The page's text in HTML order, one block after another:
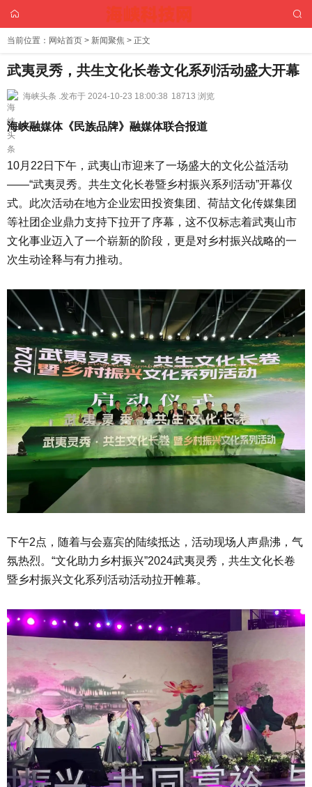
当前位置： 网站首页 > 新闻聚焦 > 正文
武夷灵秀，共生文化长卷文化系列活动盛大开幕
海峡头条 .发布于 2024-10-23 18:00:38 18713 浏览
海峡融媒体《民族品牌》融媒体联合报道
10月22日下午，武夷山市迎来了一场盛大的文化公益活动
——“武夷灵秀。共生文化长卷暨乡村振兴系列活动”开幕仪
式。此次活动在地方企业宏田投资集团、荷喆文化传媒集团
等社团企业鼎力支持下拉开了序幕，这不仅标志着武夷山市
文化事业迈入了一个崭新的阶段，更是对乡村振兴战略的一
次生动诠释与有力推动。
下午2点，随着与会嘉宾的陆续抵达，活动现场人声鼎沸，气
氛热烈。“文化助力乡村振兴”2024武夷灵秀，共生文化长卷
暨乡村振兴文化系列活动活动拉开帷幕。